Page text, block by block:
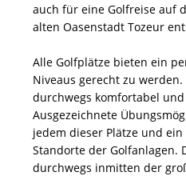
auch für eine Golfreise auf
alten Oasenstadt Tozeur
Alle Golfplätze bieten ein
Niveaus gerecht zu
durchwegs komfortabel
Ausgezeichnete
jedem dieser Plätze und
Standorte der Golfanlagen.
durchwegs inmitten der